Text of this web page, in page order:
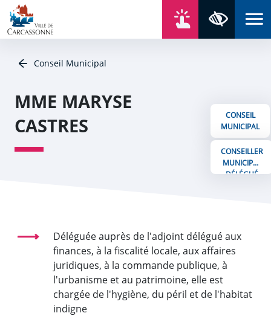
Aller au contenu
Aller au menu
Aller au plan du site
Aller à la recherche
Conseil Municipal
MME MARYSE
CASTRES
CONSEIL
MUNICIPAL
CONSEILLER
MUNICIPAL
DÉLÉGUÉ
Déléguée auprès de l'adjoint délégué aux
finances, à la fiscalité locale, aux affaires
juridiques, à la commande publique, à
l'urbanisme et au patrimoine, elle est
chargée de l'hygiène, du péril et de l'habitat
indigne
Panneau de gestion des cookies